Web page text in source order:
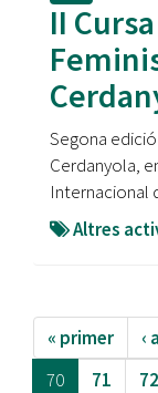
II
Segona
Cerdanyola,
Internacional
Altres
« primer ‹
70
71 72